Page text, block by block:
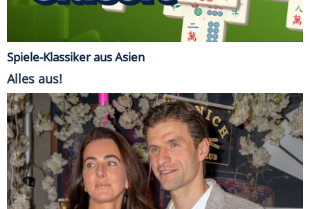
Spiele-Klassiker aus Asien
Alles aus!